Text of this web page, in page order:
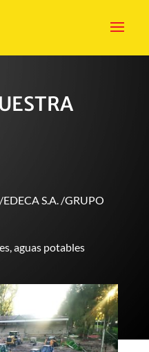
S.A. /GRUPO
aguas potables